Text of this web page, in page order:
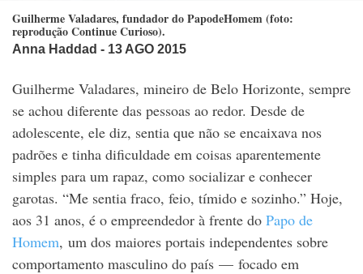
Guilherme Valadares, fundador do PapodeHomem (foto:
reprodução Continue Curioso).
Anna Haddad - 13 AGO 2015
Guilherme Valadares, mineiro de Belo Horizonte, sempre
se achou diferente das pessoas ao redor. Desde de
adolescente, ele diz, sentia que não se encaixava nos
padrões e tinha dificuldade em coisas aparentemente
simples para um rapaz, como socializar e conhecer
garotas. “Me sentia fraco, feio, tímido e sozinho.” Hoje,
aos 31 anos, é o empreendedor à frente do Papo de
Homem, um dos maiores portais independentes sobre
comportamento masculino do país — focado em